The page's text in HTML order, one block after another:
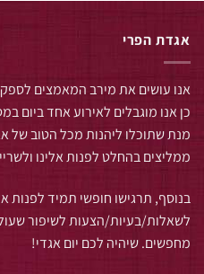
אגדת הפרי
אנו עושים את מירב המאמצים
כן אנו מוגבלים לאירוע אחד ביום
מנת שתוכלו ליהנות מכל הטוב של
ממליצים בהחלט לפנות אלינו
בנוסף, תרגישו חופשי תמיד לפנות
לשאלות/בעיות/הצעות לשיפור
מחפשים. שיהיה לכם יום אגדי!